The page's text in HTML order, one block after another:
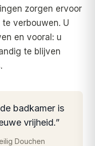
zorgen ervoor
verbouwen. U
en vooral: u
te blijven
badkamer is
vrijheid.”
Douchen